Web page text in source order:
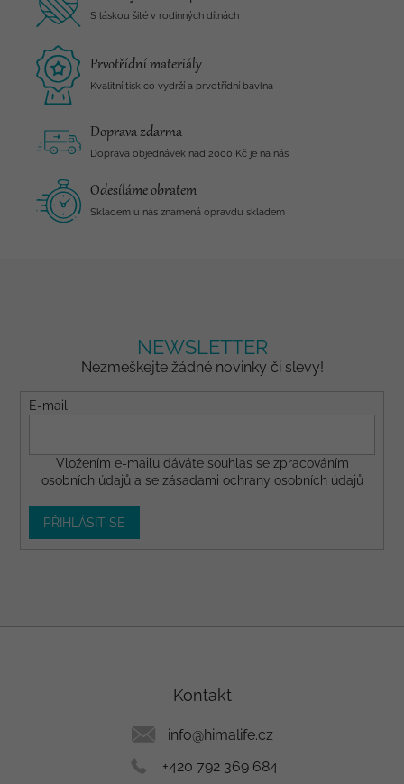
S láskou šité v rodinných dílnách
Prvotřídní materiály
Kvalitní tisk co vydrží a prvotřídní bavlna
Doprava zdarma
Doprava objednávek nad 2000 Kč je na nás
Odesíláme obratem
Skladem u nás znamená opravdu skladem
NEWSLETTER
Nezmeškejte žádné novinky či slevy!
E-mail
Vložením e-mailu dáváte souhlas se zpracováním
osobních údajů a se zásadami ochrany osobních údajů
PŘIHLÁSIT SE
Kontakt
info@himalife.cz
+420 792 369 684